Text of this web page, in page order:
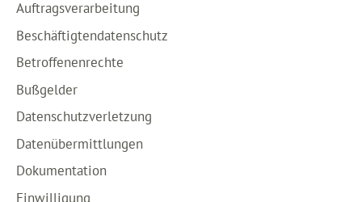
Auftragsverarbeitung
Beschäftigtendatenschutz
Betroffenenrechte
Bußgelder
Datenschutzverletzung
Datenübermittlungen
Dokumentation
Einwilligung